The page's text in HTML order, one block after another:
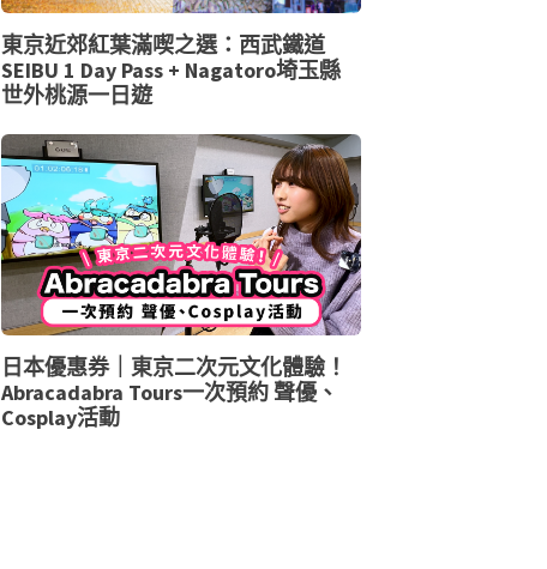
東京近郊紅葉滿喫之選：西武鐵道
SEIBU 1 Day Pass + Nagatoro埼玉縣
世外桃源一日遊
日本優惠券｜東京二次元文化體驗！
Abracadabra Tours一次預約 聲優、
Cosplay活動